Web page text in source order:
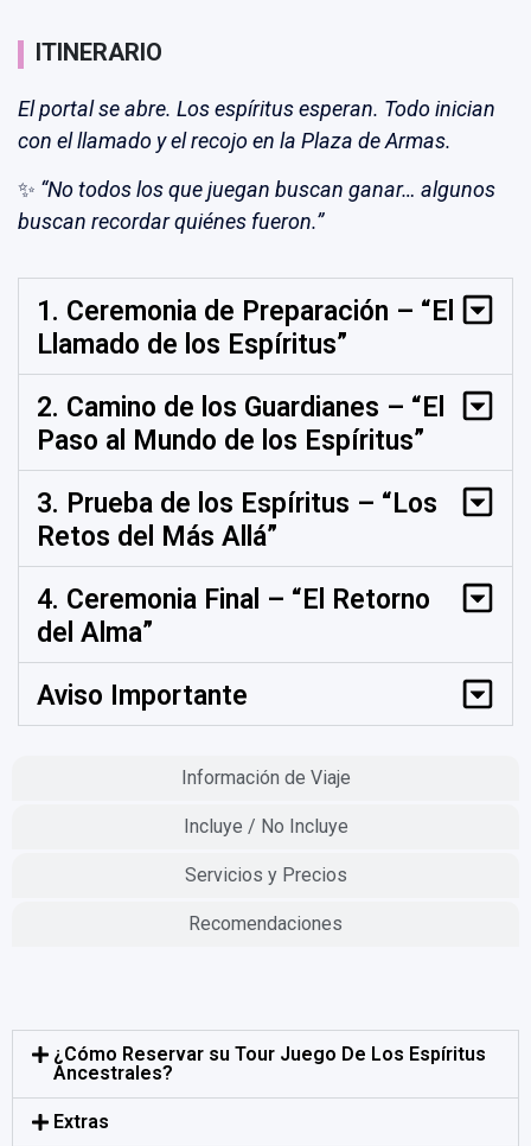
ITINERARIO
El portal se abre. Los espíritus esperan. Todo inician
con el llamado y el recojo en la Plaza de Armas.
✨ “No todos los que juegan buscan ganar… algunos
buscan recordar quiénes fueron.”
1. Ceremonia de Preparación – “El
Llamado de los Espíritus”
2. Camino de los Guardianes – “El
Paso al Mundo de los Espíritus”
3. Prueba de los Espíritus – “Los
Retos del Más Allá”
4. Ceremonia Final – “El Retorno
del Alma”
Aviso Importante
Información de Viaje
Incluye / No Incluye
Servicios y Precios
Recomendaciones
¿Cómo Reservar su Tour Juego De Los Espíritus
Ancestrales?
Extras